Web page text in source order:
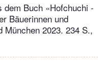
Buch «Hofchuchi -
Bäuerinnen und
München 2023. 234 S.,